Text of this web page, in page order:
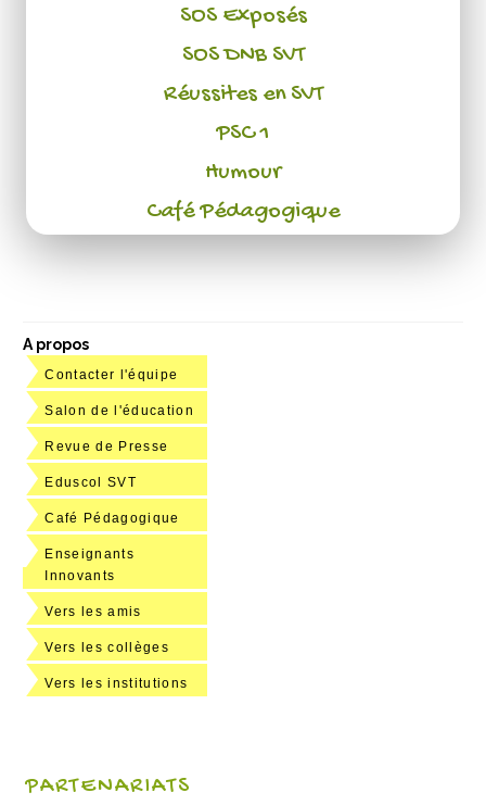
SOS Exposés
SOS DNB SVT
Réussites en SVT
PSC 1
Humour
Café Pédagogique
A propos
Contacter l'équipe
Salon de l'éducation
Revue de Presse
Eduscol SVT
Café Pédagogique
Enseignants
Innovants
Vers les amis
Vers les collèges
Vers les institutions
PARTENARIATS